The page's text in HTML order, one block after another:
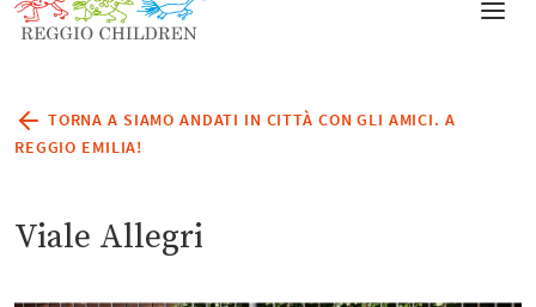
TORNA A SIAMO ANDATI IN CITTÀ CON GLI AMICI. A
REGGIO EMILIA!
Viale Allegri